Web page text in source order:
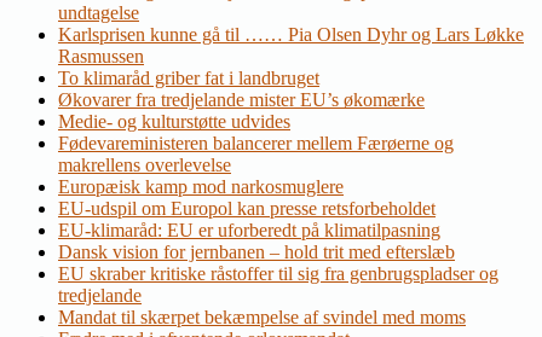
undtagelse
Karlsprisen kunne gå til …… Pia Olsen Dyhr og Lars Løkke
Rasmussen
To klimaråd griber fat i landbruget
Økovarer fra tredjelande mister EU’s økomærke
Medie- og kulturstøtte udvides
Fødevareministeren balancerer mellem Færøerne og
makrellens overlevelse
Europæisk kamp mod narkosmuglere
EU-udspil om Europol kan presse retsforbeholdet
EU-klimaråd: EU er uforberedt på klimatilpasning
Dansk vision for jernbanen – hold trit med efterslæb
EU skraber kritiske råstoffer til sig fra genbrugspladser og
tredjelande
Mandat til skærpet bekæmpelse af svindel med moms